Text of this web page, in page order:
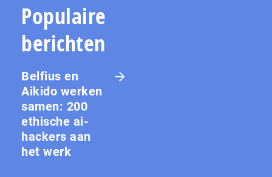
Populaire
berichten
Belfius en
Aikido werken
samen: 200
ethische ai-
hackers aan
het werk